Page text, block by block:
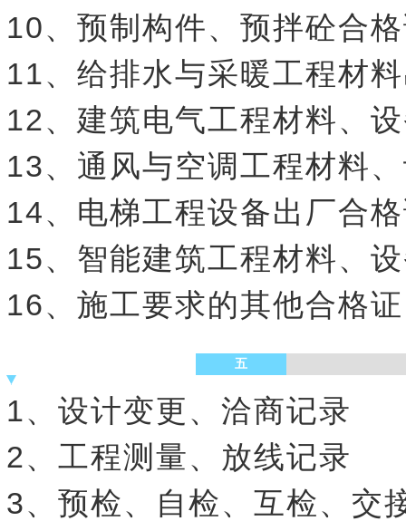
10、预制构件、预拌砼合
11、给排水与采暖工程材
12、建筑电气工程材料、
13、通风与空调工程材料
14、电梯工程设备出厂合
15、智能建筑工程材料、
16、施工要求的其他合格证
五
1、设计变更、洽商记录
2、工程测量、放线记录
3、预检、自检、互检、交